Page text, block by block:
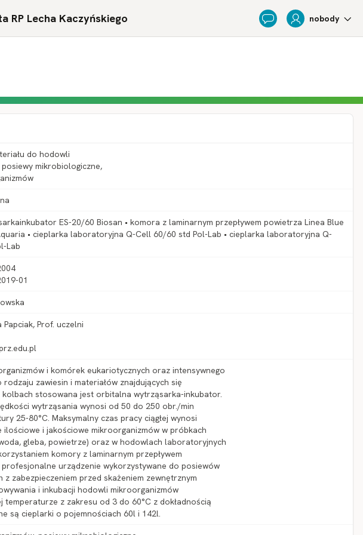
RP Lecha Kaczyńskiego Feedback nobody
do hodowli
mikrobiologiczne,
ES-20/60 Biosan • komora z laminarnym przepływem powietrza Linea Blue
• cieplarka laboratoryjna Q-Cell 60/60 std Pol-Lab • cieplarka laboratoryjna Q-
Lab
01
Prof. uczelni
i komórek eukariotycznych oraz intensywnego
zawiesin i materiałów znajdujących się
stosowana jest orbitalna wytrząsarka-inkubator.
wytrząsania wynosi od 50 do 250 obr./min
25-80°C. Maksymalny czas pracy ciągłej wynosi
ilościowe i jakościowe mikroorganizmów w próbkach
gleba, powietrze) oraz w hodowlach laboratoryjnych
komory z laminarnym przepływem
urządzenie wykorzystywane do posiewów
z zabezpieczeniem przed skażeniem zewnętrznym
i inkubacji hodowli mikroorganizmów
temperaturze z zakresu od 3 do 60°C z dokładnością
są cieplarki o pojemnościach 60l i 142l.